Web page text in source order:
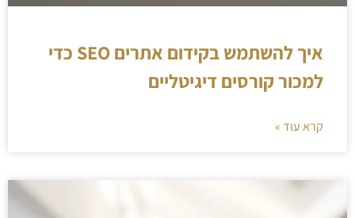
איך להשתמש בקידום אתרים SEO כדי
למכור קורסים דיגיטליים
קרא עוד »